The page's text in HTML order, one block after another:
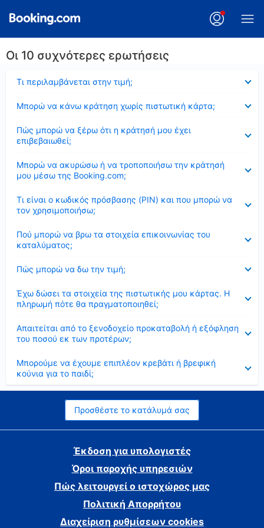
Οι 10 συχνότερες ερωτήσεις
Τι περιλαμβάνεται στην τιμή;
Μπορώ να κάνω κράτηση χωρίς πιστωτική κάρτα;
Πώς μπορώ να ξέρω ότι η κράτησή μου έχει
επιβεβαιωθεί;
Μπορώ να ακυρώσω ή να τροποποιήσω την κράτησή
μου μέσω της Booking.com;
Τι είναι ο κωδικός πρόσβασης (PIN) και που μπορώ να
τον χρησιμοποιήσω;
Πού μπορώ να βρω τα στοιχεία επικοινωνίας του
καταλύματος;
Πώς μπορώ να δω την τιμή;
Έχω δώσει τα στοιχεία της πιστωτικής μου κάρτας. Η
πληρωμή πότε θα πραγματοποιηθεί;
Απαιτείται από το ξενοδοχείο προκαταβολή ή εξόφληση
του ποσού εκ των προτέρων;
Μπορούμε να έχουμε επιπλέον κρεβάτι ή βρεφική
κούνια για το παιδί;
Προσθέστε το κατάλυμά σας
Έκδοση για υπολογιστές
Όροι παροχής υπηρεσιών
Πώς λειτουργεί ο ιστοχώρος μας
Πολιτική Απορρήτου
Διαχείριση ρυθμίσεων cookies